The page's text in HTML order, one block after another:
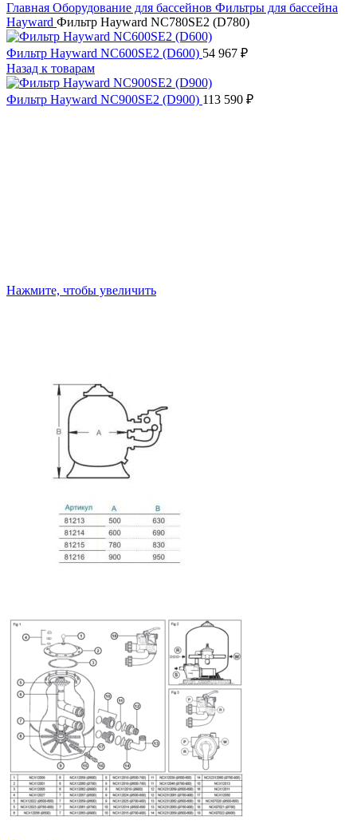
Главная Оборудование для бассейнов Фильтры для бассейна
Hayward Фильтр Hayward NC780SE2 (D780)
Фильтр Hayward NC600SE2 (D600) 54 967 ₽
Назад к товарам
Фильтр Hayward NC900SE2 (D900) 113 590 ₽
Нажмите, чтобы увеличить